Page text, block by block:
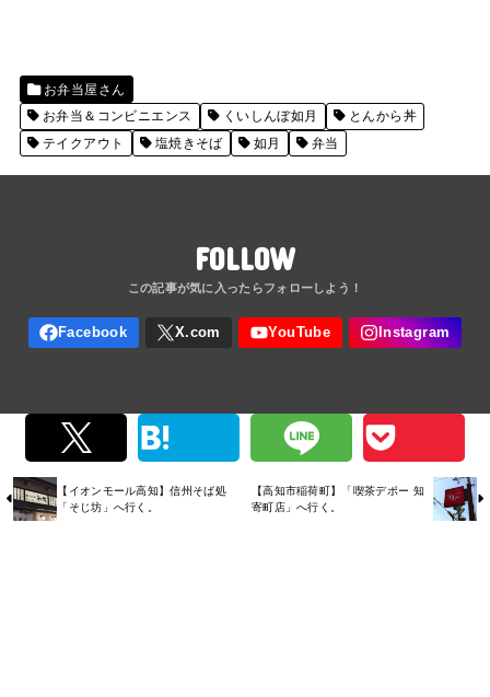
お弁当屋さん
お弁当＆コンビニエンス
くいしんぼ如月
とんから丼
テイクアウト
塩焼きそば 如月 弁当
FOLLOW
【イオンモール高知】信州そば処
「そじ坊」へ行く。
【高知市稲荷町】「喫茶デポー 知
寄町店」へ行く。